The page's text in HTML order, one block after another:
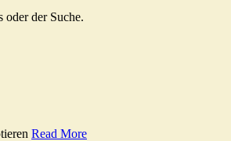
oder der Suche.
Read More